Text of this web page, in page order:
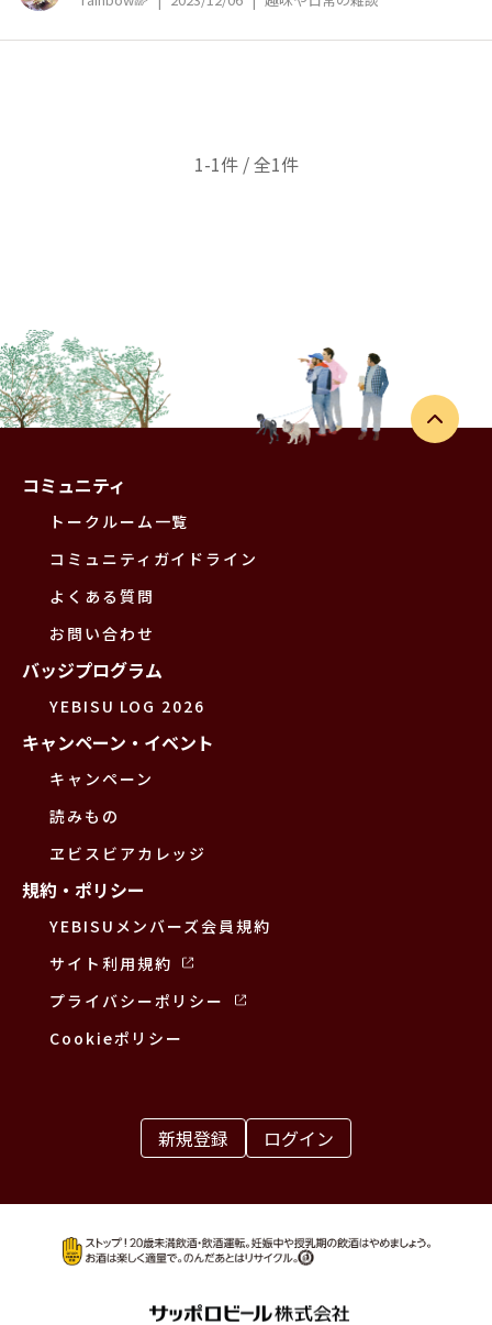
1-1件 / 全1件
コミュニティ
トークルーム一覧
コミュニティガイドライン
よくある質問
お問い合わせ
バッジプログラム
YEBISU LOG 2026
キャンペーン・イベント
キャンペーン
読みもの
ヱビスビアカレッジ
規約・ポリシー
YEBISUメンバーズ会員規約
サイト利用規約
プライバシーポリシー
Cookieポリシー
新規登録 ログイン